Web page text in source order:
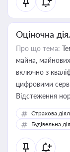
Оціночна
Про що тема:
майна, майнових
включно з
цифровими
Відстеження
корисне для
бухгалтера під
державного
статусу
Страхова
Будівельна